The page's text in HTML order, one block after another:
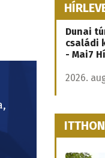
Dunai
családi
- Mai7
2026.